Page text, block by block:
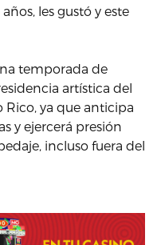
les gustó y este
temporada de
artística del
ya que anticipa
y ejercerá presión
incluso fuera del